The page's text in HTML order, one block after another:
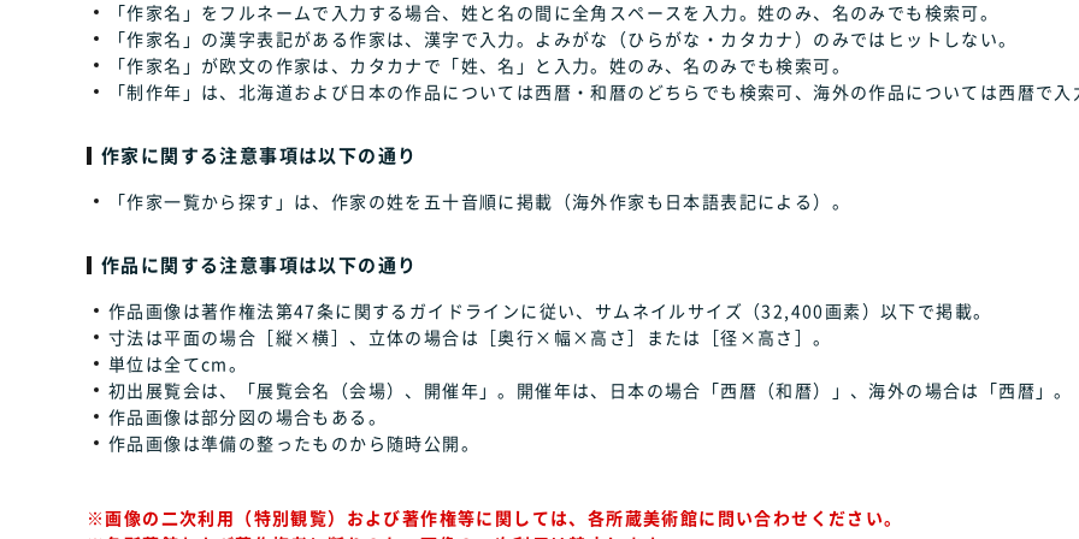
「作家名」をフルネームで入力する場合、姓と名の間に全角スペースを入力。姓のみ、名のみでも検索可。
「作家名」の漢字表記がある作家は、漢字で入力。よみがな（ひらがな・カタカナ）のみではヒットしない。
「作家名」が欧文の作家は、カタカナで「姓、名」と入力。姓のみ、名のみでも検索可。
「制作年」は、北海道および日本の作品については西暦・和暦のどちらでも検索可、海外の作品については西暦で入
作家に関する注意事項は以下の通り
「作家一覧から探す」は、作家の姓を五十音順に掲載（海外作家も日本語表記による）。
作品に関する注意事項は以下の通り
作品画像は著作権法第47条に関するガイドラインに従い、サムネイルサイズ（32,400画素）以下で掲載。
寸法は平面の場合［縦×横］、立体の場合は［奥行×幅×高さ］または［径×高さ］。
単位は全てcm。
初出展覧会は、「展覧会名（会場）、開催年」。開催年は、日本の場合「西暦（和暦）」、海外の場合は「西暦」。
作品画像は部分図の場合もある。
作品画像は準備の整ったものから随時公開。
※画像の二次利用（特別観覧）および著作権等に関しては、各所蔵美術館に問い合わせください。